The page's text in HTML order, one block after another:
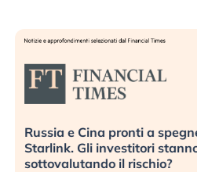
Russia e Cina pronti a
Starlink. Gli investitori
sottovalutando il rischio?